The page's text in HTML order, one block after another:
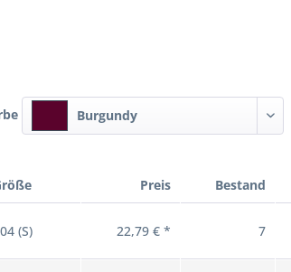
Burgundy
Preis Bestand
(S) 22,79 € * 7